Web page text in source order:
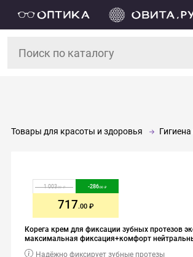
Товары для красоты и здоровья
Корега крем для фиксации зубных протезов
максимальная фиксация+комфорт
Надёжно фиксирует зубные протезы
1 003.00 -286.00
717.00